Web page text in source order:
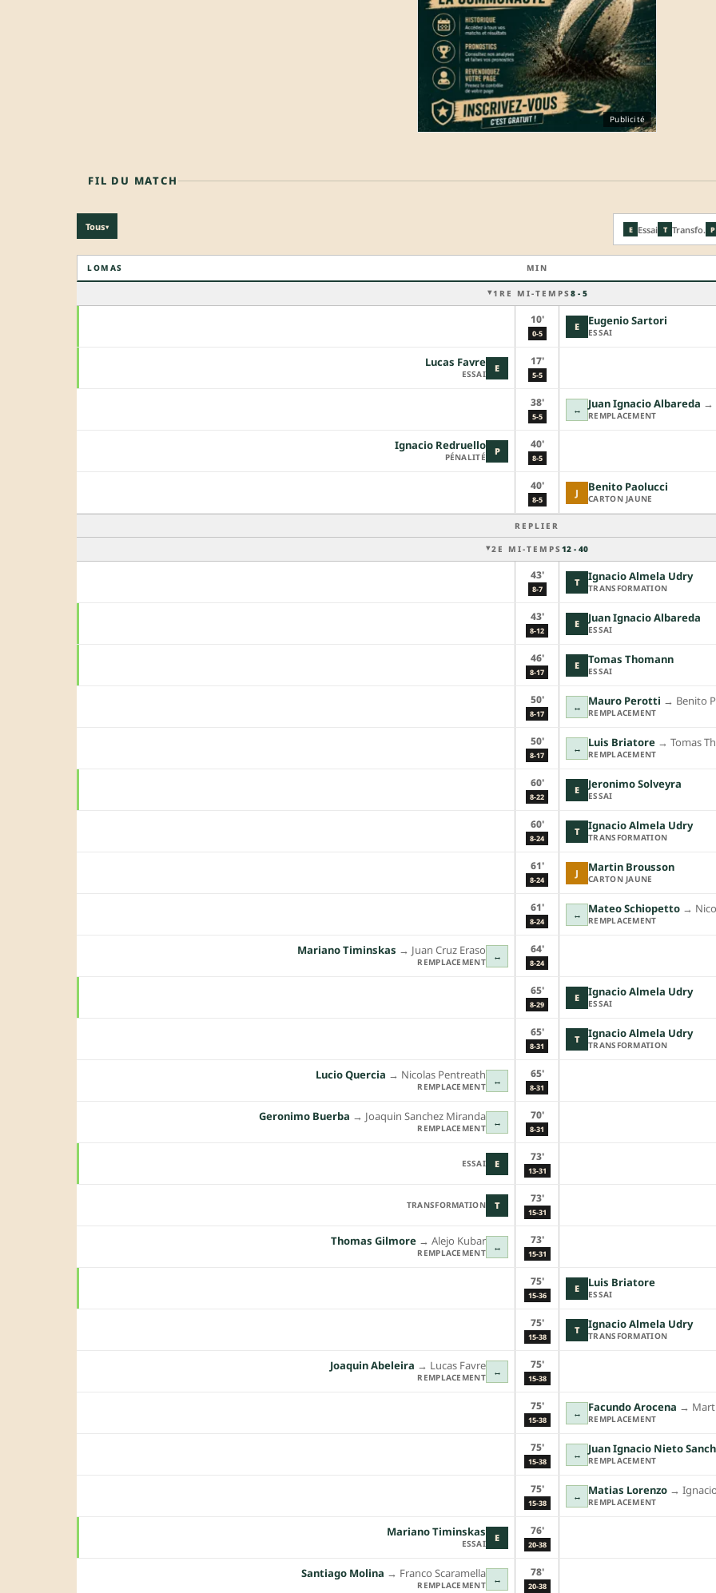
Publicité
FIL DU MATCH
Tous▾ E Essai T Transfo. P
LOMAS MIN
1RE MI-TEMPS 8 - 5
10'
0-5
E Eugenio Sartori
ESSAI
E
Lucas Favre
ESSAI
17'
5-5
38'
5-5
↔ Juan Ignacio Albareda →︎
REMPLACEMENT
P
Ignacio Redruello
PÉNALITÉ
40'
8-5
40'
8-5
J Benito Paolucci
CARTON JAUNE
REPLIER
2E MI-TEMPS 12 - 40
43'
8-7
T Ignacio Almela Udry
TRANSFORMATION
43'
8-12
E Juan Ignacio Albareda
ESSAI
46'
8-17
E Tomas Thomann
ESSAI
50'
8-17
↔ Mauro Perotti →︎ Benito
REMPLACEMENT
50'
8-17
↔ Luis Briatore →︎ Tomas
REMPLACEMENT
60'
8-22
E Jeronimo Solveyra
ESSAI
60'
8-24
T Ignacio Almela Udry
TRANSFORMATION
61'
8-24
J Martin Brousson
CARTON JAUNE
61'
8-24
↔ Mateo Schiopetto →︎
REMPLACEMENT
↔
Mariano Timinskas →︎ Juan Cruz Eraso
REMPLACEMENT
64'
8-24
65'
8-29
E Ignacio Almela Udry
ESSAI
65'
8-31
T Ignacio Almela Udry
TRANSFORMATION
↔
Lucio Quercia →︎ Nicolas Pentreath
REMPLACEMENT
65'
8-31
↔
Geronimo Buerba →︎ Joaquin Sanchez Miranda
REMPLACEMENT
70'
8-31
E
ESSAI 73'
13-31
T
TRANSFORMATION 73'
15-31
↔
Thomas Gilmore →︎ Alejo Kubar
REMPLACEMENT
73'
15-31
75'
15-36
E Luis Briatore
ESSAI
75'
15-38
T Ignacio Almela Udry
TRANSFORMATION
↔
Joaquin Abeleira →︎ Lucas Favre
REMPLACEMENT
75'
15-38
75'
15-38
↔ Facundo Arocena →︎
REMPLACEMENT
75'
15-38
↔ Juan Ignacio Nieto
REMPLACEMENT
75'
15-38
↔ Matias Lorenzo →︎
REMPLACEMENT
E
Mariano Timinskas
ESSAI
76'
20-38
↔
Santiago Molina →︎ Franco Scaramella
REMPLACEMENT
78'
20-38